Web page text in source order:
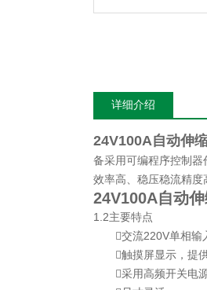
详细介绍
24V100A自动伸
备采用可编程序控制
效率高、稳压稳流精
24V100A自动
1.2主要特点
交流220V单相输
触摸屏显示，提供
采用高频开关电